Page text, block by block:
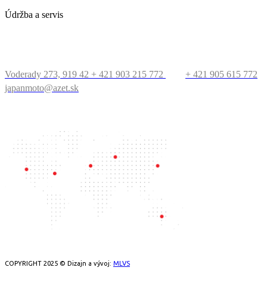
Údržba a servis
Voderady 273, 919 42 + 421 903 215 772
+ 421 905 615 772
japanmoto@azet.sk
COPYRIGHT 2025 © Dizajn a vývoj: MLVS